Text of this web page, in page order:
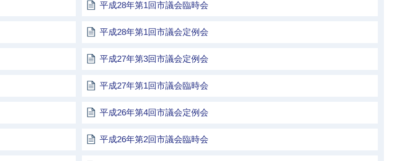
平成28年第1回市議会臨時会
平成28年第1回市議会定例会
平成27年第3回市議会定例会
平成27年第1回市議会臨時会
平成26年第4回市議会定例会
平成26年第2回市議会臨時会